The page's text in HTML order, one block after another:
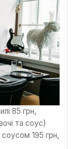
85 грн,
та соус)
соусом 195 грн,